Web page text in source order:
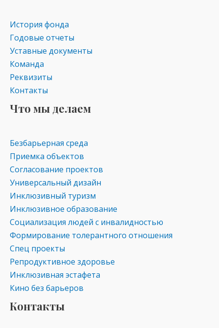
История фонда
Годовые отчеты
Уставные документы
Команда
Реквизиты
Контакты
Что мы делаем
Безбарьерная среда
Приемка объектов
Согласование проектов
Универсальный дизайн
Инклюзивный туризм
Инклюзивное образование
Социализация людей с инвалидностью
Формирование толерантного отношения
Спец проекты
Репродуктивное здоровье
Инклюзивная эстафета
Кино без барьеров
Контакты